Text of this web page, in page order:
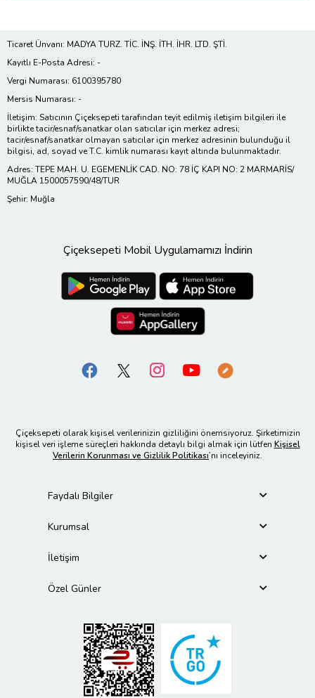
Ticaret Ünvanı: MADYA TURZ. TİC. İNŞ. İTH. İHR. LTD. ŞTİ.
Kayıtlı E-Posta Adresi: -
Vergi Numarası: 6100395780
Mersis Numarası: -
İletişim: Satıcının Çiçeksepeti tarafından teyit edilmiş iletişim bilgileri ile
birlikte tacir/esnaf/sanatkar olan satıcılar için merkez adresi;
tacir/esnaf/sanatkar olmayan satıcılar için merkez adresinin bulunduğu il
bilgisi, ad, soyad ve T.C. kimlik numarası kayıt altında bulunmaktadır.
Adres: TEPE MAH. U. EGEMENLİK CAD. NO: 78 İÇ KAPI NO: 2 MARMARİS/
MUĞLA 1500057590/48/TUR
Şehir: Muğla
Çiçeksepeti Mobil Uygulamamızı İndirin
Çiçeksepeti olarak kişisel verilerinizin gizliliğini önemsiyoruz. Şirketimizin
kişisel veri işleme süreçleri hakkında detaylı bilgi almak için lütfen Kişisel
Verilerin Korunması ve Gizlilik Politikası’nı inceleyiniz.
Faydalı Bilgiler
Kurumsal
İletişim
Özel Günler